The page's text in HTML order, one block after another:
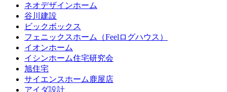
ネオデザインホーム
谷川建設
ビックボックス
フェニックスホーム（Feelログハウス）
イオンホーム
イシンホーム住宅研究会
旭住宅
サイエンスホーム鹿屋店
アイダ設計